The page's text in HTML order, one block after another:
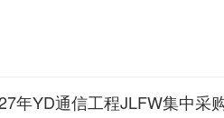
【北京诚公管理咨询有限公司第六
年YD通信工程JLFW集中采